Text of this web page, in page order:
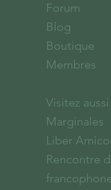
Forum
Blog
Boutique
Membres
Visitez aussi
Marginales
Liber
Rencontre